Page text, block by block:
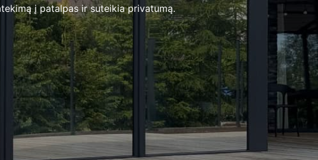
į patalpas ir suteikia privatumą.